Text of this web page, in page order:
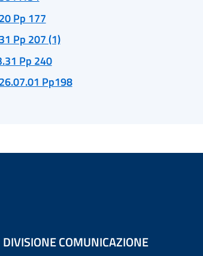
Pp 177
Pp 207 (1)
Pp 240
Pp198
DIVISIONE COMUNICAZIONE